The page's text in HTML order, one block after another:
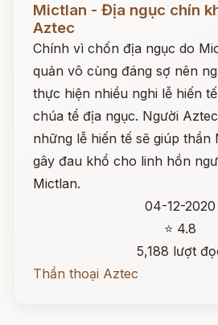
Mictlan - Địa ngục chín
Aztec
Chính vì chốn địa ngục do
quản vô cùng đáng sợ nên
thực hiện nhiều nghi lễ hiến
chúa tể địa ngục. Người
những lễ hiến tế sẽ giúp thần
gây đau khổ cho linh hồn
Mictlan.
04-12-2020
⭐ 4.8
5,188 lượt
Thần thoại Aztec